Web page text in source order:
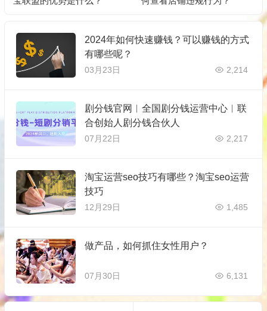
2024年如何快速赚钱？可以赚钱的方式
有哪些呢？
03月23日 2,214
剧分钱官网︱全国剧分钱运营中心︱联
合创始人剧分钱合伙人
07月22日 2,217
淘宝运营seo技巧有哪些？淘宝seo运营
技巧
12月29日 1,485
做产品，如何抓住女性用户？
07月30日 6,131